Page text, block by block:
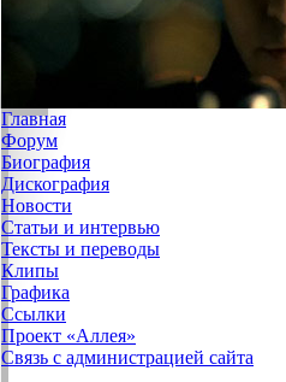
Главная
Форум
Биография
Дискография
Новости
Статьи и интервью
Тексты и переводы
Клипы
Графика
Ссылки
Проект «Аллея»
Связь с администрацией сайта